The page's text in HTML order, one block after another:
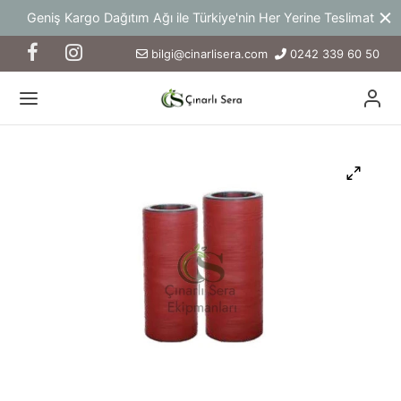
Geniş Kargo Dağıtım Ağı ile Türkiye'nin Her Yerine Teslimat
bilgi@cinarlisera.com 0242 339 60 50